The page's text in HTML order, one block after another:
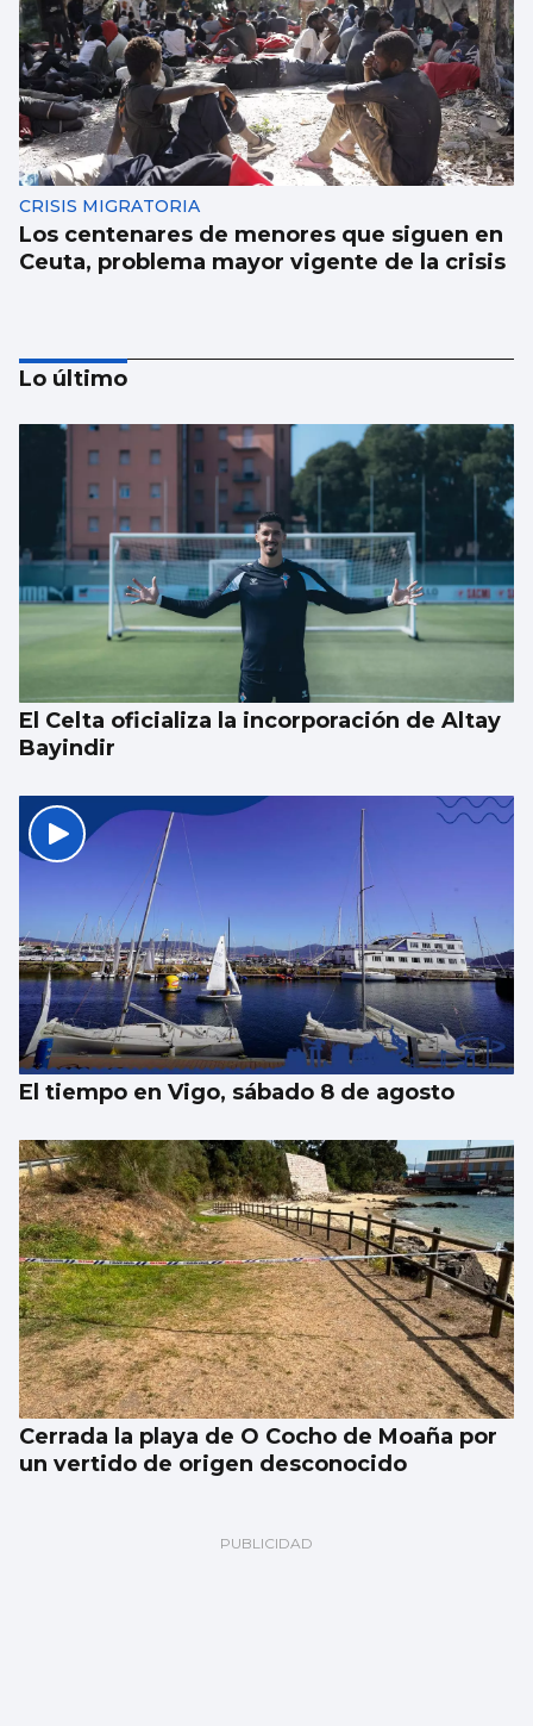
CRISIS MIGRATORIA
Los centenares de menores que siguen en
Ceuta, problema mayor vigente de la crisis
SUCESOS
Un guardia civil gallego mata su expareja y
es abatido por sus compañeros en Llanes
Lo último
El Celta oficializa la incorporación de Altay
Bayindir
El tiempo en Vigo, sábado 8 de agosto
Cerrada la playa de O Cocho de Moaña por
un vertido de origen desconocido